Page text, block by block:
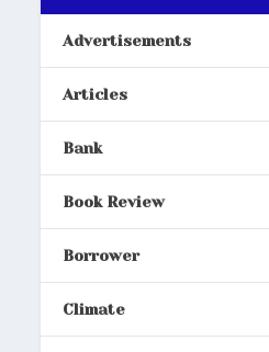
Advertisements
Articles
Bank
Book Review
Borrower
Climate